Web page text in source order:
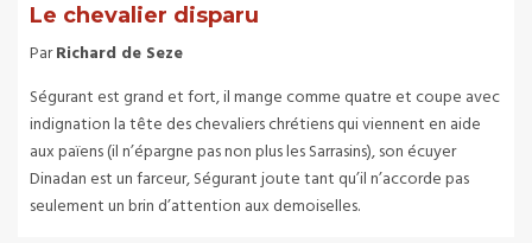
Le chevalier disparu
ParRichard de Seze
Ségurant est grand et fort, il mange comme quatre et coupe avec
indignation la tête des chevaliers chrétiens qui viennent en aide
aux païens (il n’épargne pas non plus les Sarrasins), son écuyer
Dinadan est un farceur, Ségurant joute tant qu’il n’accorde pas
seulement un brin d’attention aux demoiselles.